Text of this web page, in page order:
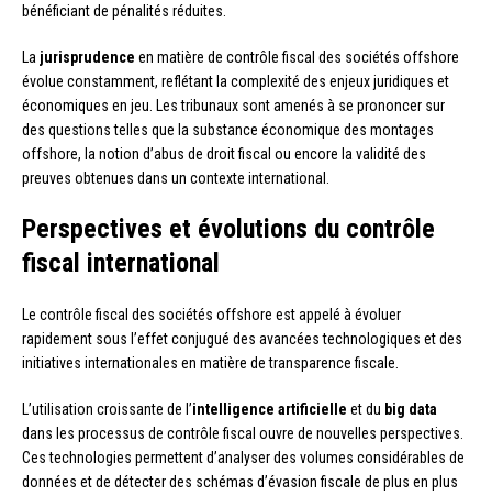
bénéficiant de pénalités réduites.
La jurisprudence en matière de contrôle fiscal des sociétés offshore
évolue constamment, reflétant la complexité des enjeux juridiques et
économiques en jeu. Les tribunaux sont amenés à se prononcer sur
des questions telles que la substance économique des montages
offshore, la notion d’abus de droit fiscal ou encore la validité des
preuves obtenues dans un contexte international.
Perspectives et évolutions du contrôle
fiscal international
Le contrôle fiscal des sociétés offshore est appelé à évoluer
rapidement sous l’effet conjugué des avancées technologiques et des
initiatives internationales en matière de transparence fiscale.
L’utilisation croissante de l’intelligence artificielle et du big data
dans les processus de contrôle fiscal ouvre de nouvelles perspectives.
Ces technologies permettent d’analyser des volumes considérables de
données et de détecter des schémas d’évasion fiscale de plus en plus